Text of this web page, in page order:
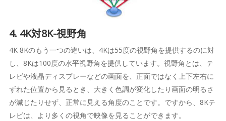
4. 4K対8K-視野角
4K 8Kのもう一つの違いは、4Kは55度の視野角を提供するのに対
し、8Kは100度の水平視野角を提供しています。視野角とは、テ
レビや液晶ディスプレーなどの画面を、正面ではなく上下左右に
ずれた位置から見るとき、大きく色調が変化したり画面の明るさ
が減じたりせず、正常に見える角度のことです。ですから、8Kテ
レビは、より多くの視角で映像を見ることができます。